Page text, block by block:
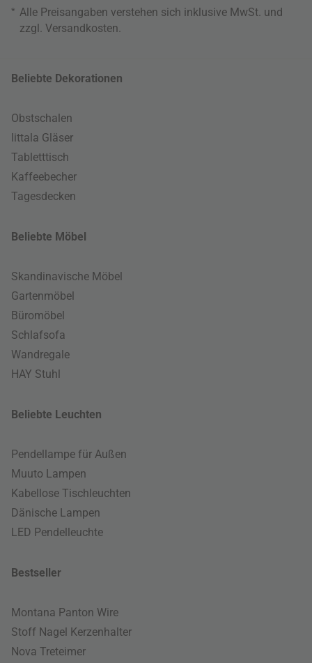
* Alle Preisangaben verstehen sich inklusive MwSt. und
zzgl. Versandkosten
Beliebte Dekorationen
Obstschalen
Iittala Gläser
Tabletttisch
Kaffeebecher
Tagesdecken
Beliebte Möbel
Skandinavische Möbel
Gartenmöbel
Büromöbel
Schlafsofa
Wandregale
HAY Stuhl
Beliebte Leuchten
Pendellampe für Außen
Muuto Lampen
Kabellose Tischleuchten
Dänische Lampen
LED Pendelleuchte
Bestseller
Montana Panton Wire
Stoff Nagel Kerzenhalter
Nova Treteimer